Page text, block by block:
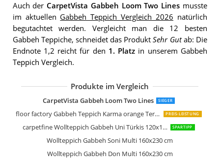
Auch der CarpetVista Gabbeh Loom Two Lines musste
im aktuellen Gabbeh Teppich Vergleich 2026 natürlich
begutachtet werden. Vergleicht man die 12 besten
Gabbeh Teppiche, schneidet das ProduktSehr Gutab: Die
Endnote 1,2 reicht für den 1. Platz in unserem Gabbeh
Teppich Vergleich.
Produkte im Vergleich
CarpetVista Gabbeh Loom Two Lines SIEGER
floor factory Gabbeh Teppich Karma orange Terracotta 160x230 cm PREIS-LEISTUNG
carpetfine Wollteppich Gabbeh Uni Türkis 120x170 cm SPARTIPP
Wollteppich Gabbeh Soni Multi 160x230 cm
Wollteppich Gabbeh Don Multi 160x230 cm
Morgenland Gabbeh Teppich 300 x
Wollteppich Gabbeh Uni Türkis
Theko Natur Teppich Indo Gabbeh